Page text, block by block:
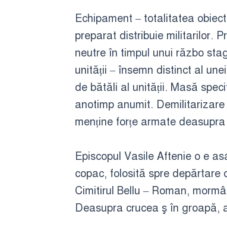
Echipament – totalitatea
preparat distribuie militarilor.
neutre în timpul unui războ
unității – însemn distinct al
de bătăli al unității. Masă
anotimp anumit.
menține forțe armate
Episcopul Vasile Aftenie o e
copac, folosită spre
Cimitirul Bellu – Roman,
Deasupra crucea ş în groapă,